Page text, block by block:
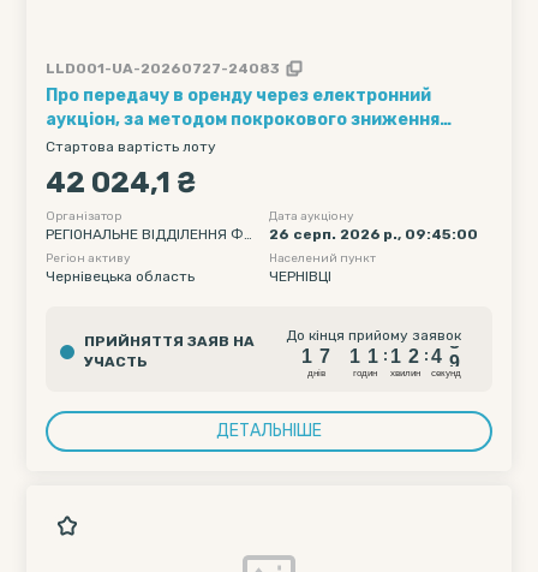
LLD001-UA-20260727-24083
Про передачу в оренду через електронний
аукціон, за методом покрокового зниження
стартової орендної плати та подальшого
подання цінових пропозицій, державного
нерухомого майна – нежитлових приміщень 38-1
– 38-22 (магазин), площею 599,8 кв.м, за
адресою: Чернівецька область, Чернівецький
район, м. Чернівці, вул. Залозецького, 93, що
перебуває на балансі Західного регіонального
Стартова вартість лоту
42 024,1 ₴
Організатор
РЕГІОНАЛЬНЕ ВІДДІЛЕННЯ ФО
НДУ ДЕРЖАВНОГО МАЙНА УК
РАЇНИ ПО ІВАНО-ФРАНКІВСЬКІ
Дата аукціону
26 серп. 2026 р., 09:45:00
Регіон активу
Чернівецька область
Населений пункт
ЧЕРНІВЦІ
ПРИЙНЯТТЯ ЗАЯВ НА
УЧАСТЬ
До кінця прийому заявок
1
1
7
7
днiв
1
1
1
1
годин
:
1
1
2
2
хвилин
:
4
4
8
8
секунд
ДЕТАЛЬНІШЕ